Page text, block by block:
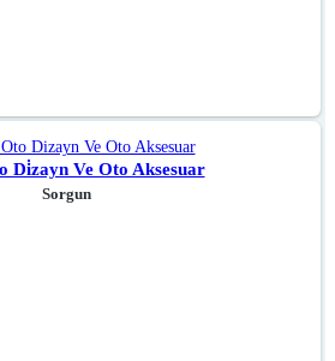
Di̇zayn Ve Oto Aksesuar
Sorgun